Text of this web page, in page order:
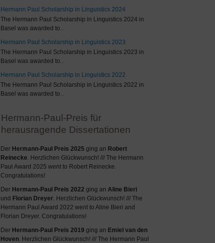
Hermann Paul Scholarship in Linguistics 2024
The Hermann Paul Scholarship in Linguistics 2024 in
Basel was awarded to...
Hermann Paul Scholarship in Linguistics 2023
The Hermann Paul Scholarship in Linguistics 2023 in
Basel was awarded to...
Hermann Paul Scholarship in Linguistics 2022
The Hermann Paul Scholarship in Linguistics 2022 in
Basel was awarded to...
Hermann-Paul-Preis für
herausragende Dissertationen
Der Hermann-Paul Preis 2025 ging an Robert
Reinecke. Herzlichen Glückwunsch! /// The Hermann
Paul Award 2025 went to Robert Reinecke.
Congratulations!
Der Hermann-Paul Preis 2022 ging an Aline Bieri
und Florian Dreyer. Herzlichen Glückwunsch! /// The
Hermann Paul Award 2022 went to Aline Bieri and
Florian Dreyer. Congratulations!
Der Hermann-Paul Preis 2019 ging an Emiel van den
Hoven. Herzlichen Glückwunsch! /// The Hermann Paul